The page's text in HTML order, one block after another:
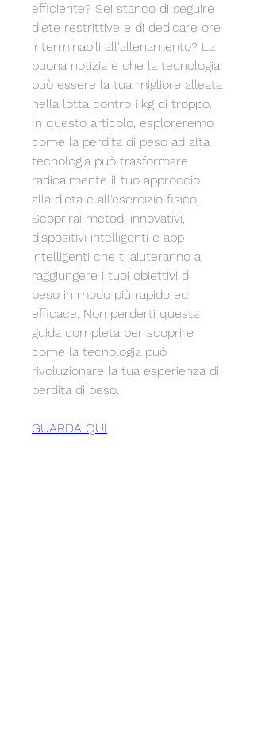
efficiente? Sei stanco di seguire
diete restrittive e di dedicare ore
interminabili all'allenamento? La
buona notizia è che la tecnologia
può essere la tua migliore alleata
nella lotta contro i kg di troppo.
In questo articolo, esploreremo
come la perdita di peso ad alta
tecnologia può trasformare
radicalmente il tuo approccio
alla dieta e all'esercizio fisico.
Scoprirai metodi innovativi,
dispositivi intelligenti e app
intelligenti che ti aiuteranno a
raggiungere i tuoi obiettivi di
peso in modo più rapido ed
efficace. Non perderti questa
guida completa per scoprire
come la tecnologia può
rivoluzionare la tua esperienza di
perdita di peso.
GUARDA QUI